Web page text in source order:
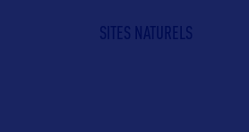
SITES NATURELS